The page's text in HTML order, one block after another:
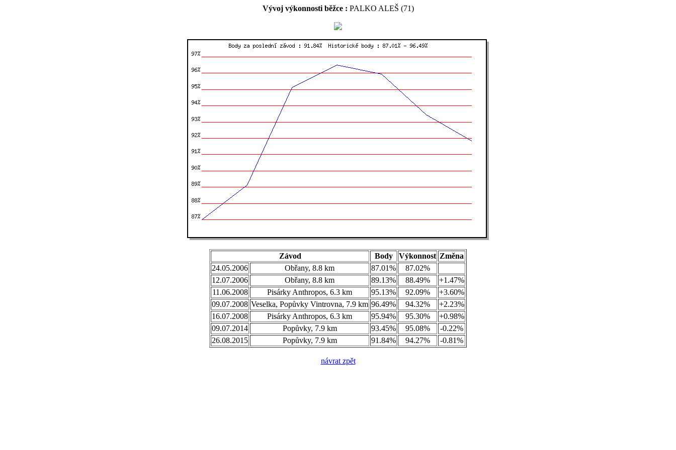
Vývoj výkonnosti běžce : PALKO ALEŠ (71)
Závod Body Výkonnost Změna
24.05.2006
Obřany, 8.8 km 87.01%
87.02%
12.07.2006
Obřany, 8.8 km 89.13% 88.49%
+1.47%
11.06.2008
Pisárky Anthropos, 6.3 km 95.13% 92.09%
+3.60%
09.07.2008 Veselka, Popůvky Vintrovna, 7.9 km 96.49% 94.32%
+2.23%
16.07.2008
Pisárky Anthropos, 6.3 km 95.94% 95.30%
+0.98%
09.07.2014
Popůvky, 7.9 km 93.45% 95.08%
-0.22%
26.08.2015
Popůvky, 7.9 km 91.84% 94.27% -0.81%
návrat zpět